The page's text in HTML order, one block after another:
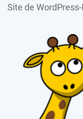
Site de WordPress-